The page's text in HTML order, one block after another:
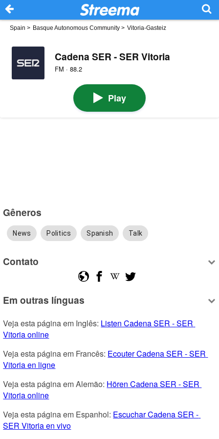
Spain > Basque Autonomous Community > Vitoria-Gasteiz
Cadena SER - SER Vitoria
FM · 88.2
Play
Gêneros
News Politics Spanish Talk
Contato
Em outras línguas
Veja esta página em Inglês: Listen Cadena SER - SER
Vitoria online
Veja esta página em Francês: Ecouter Cadena SER - SER
Vitoria en ligne
Veja esta página em Alemão: Hören Cadena SER - SER
Vitoria online
Veja esta página em Espanhol: Escuchar Cadena SER -
SER Vitoria en vivo